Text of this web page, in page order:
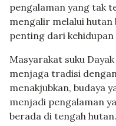
pengalaman yang tak
mengalir melalui
penting dari kehidupan
Masyarakat suku
menjaga tradisi
menakjubkan, budaya
menjadi pengalaman
berada di tengah hutan.